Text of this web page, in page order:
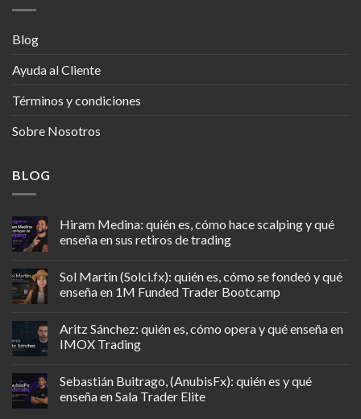
Blog
Ayuda al Cliente
Términos y condiciones
Sobre Nosotros
BLOG
Hiram Medina: quién es, cómo hace scalping y qué
enseña en sus retiros de trading
Sol Martin (Solci.fx): quién es, cómo se fondeó y qué
enseña en 1M Funded Trader Bootcamp
Aritz Sánchez: quién es, cómo opera y qué enseña en
IMOX Trading
Sebastián Buitrago, (AnubisFx): quién es y qué
enseña en Sala Trader Elite